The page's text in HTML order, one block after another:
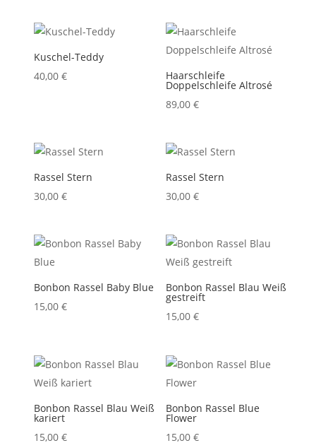
Kuschel-Teddy
40,00€ Haarschleife
Doppelschleife Altrosé
89,00 €
Rassel Stern
30,00€
Rassel Stern
30,00 €
Bonbon Rassel Baby Blue
15,00€
Bonbon Rassel Blau Weiß
gestreift
15,00 €
Bonbon Rassel Blau Weiß
kariert
15,00€
Bonbon Rassel Blue
Flower
15,00 €